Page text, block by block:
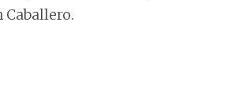
Caballero.